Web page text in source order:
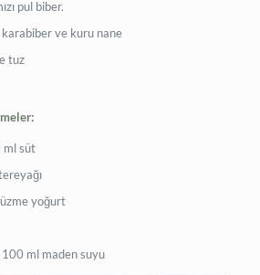
pul biber.
ve kuru nane
tuz
ml süt
yoğurt
100 ml maden suyu